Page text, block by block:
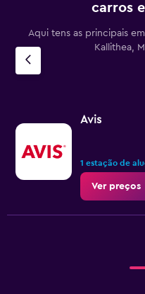
carros
Aqui tens as principais
Kallithea,
Avis
1 estação de
Ver preços